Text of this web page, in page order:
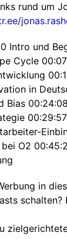
rund um
Intro und
Cycle
in
Bias 00:24:08
O2
in
schalten?